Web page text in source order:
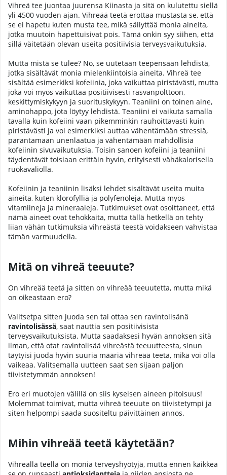
Vihreä tee juontaa juurensa Kiinasta ja sitä on kulutettu siellä
yli 4500 vuoden ajan. Vihreää teetä erottaa mustasta se, että
se ei hapetu kuten musta tee, mikä säilyttää monia aineita,
jotka muutoin hapettuisivat pois. Tämä onkin syy siihen, että
sillä väitetään olevan useita positiivisia terveysvaikutuksia.
Mutta mistä se tulee? No, se uutetaan teepensaan lehdistä,
jotka sisältävät monia mielenkiintoisia aineita. Vihreä tee
sisältää esimerkiksi kofeiinia, joka vaikuttaa piristävästi, mutta
joka voi myös vaikuttaa positiivisesti rasvanpolttoon,
keskittymiskykyyn ja suorituskykyyn. Teaniini on toinen aine,
aminohappo, jota löytyy lehdistä. Teaniini ei vaikuta samalla
tavalla kuin kofeiini vaan pikemminkin rauhoittavasti kuin
piristävästi ja voi esimerkiksi auttaa vähentämään stressiä,
parantamaan unenlaatua ja vähentämään mahdollisia
kofeiinin sivuvaikutuksia. Toisin sanoen kofeiini ja teaniini
täydentävät toisiaan erittäin hyvin, erityisesti vähäkalorisella
ruokavaliolla.
Kofeiinin ja teaniinin lisäksi lehdet sisältävät useita muita
aineita, kuten klorofylliä ja polyfenoleja. Mutta myös
vitamiineja ja mineraaleja. Tutkimukset ovat osoittaneet, että
nämä aineet ovat tehokkaita, mutta tällä hetkellä on tehty
liian vähän tutkimuksia vihreästä teestä voidakseen vahvistaa
tämän varmuudella.
Mitä on vihreä teeuute?
On vihreää teetä ja sitten on vihreää teeuutetta, mutta mikä
on oikeastaan ero?
Valitsetpa sitten juoda sen tai ottaa sen ravintolisänä
ravintolisässä, saat nauttia sen positiivisista
terveysvaikutuksista. Mutta saadaksesi hyvän annoksen sitä
ilman, että otat ravintolisää vihreästä teeuutteesta, sinun
täytyisi juoda hyvin suuria määriä vihreää teetä, mikä voi olla
vaikeaa. Valitsemalla uutteen saat sen sijaan paljon
tiivistetymmän annoksen!
Ero eri muotojen välillä on siis kyseisen aineen pitoisuus!
Molemmat toimivat, mutta vihreä teeuute on tiivistetympi ja
siten helpompi saada suositeltu päivittäinen annos.
Mihin vihreää teetä käytetään?
Vihreällä teellä on monia terveyshyötyjä, mutta ennen kaikkea